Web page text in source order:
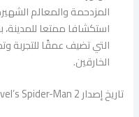
المزدحمة والمعالم
استكشافا ممتعا للمدينة،
التي تضيف عمقًا للتجربة
الخارقين.
تاريخ إصدار Marvel’s Spider-Man 2